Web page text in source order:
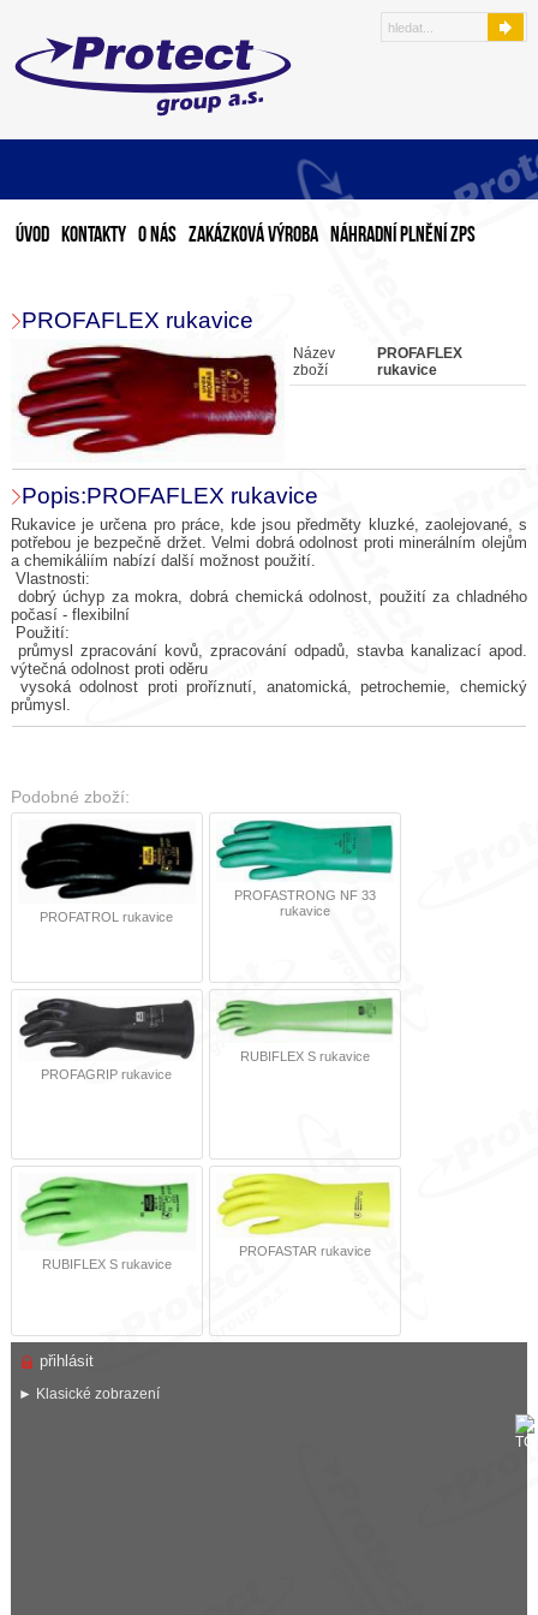
PROFAFLEX rukavice
Název
zboží
PROFAFLEX
rukavice
Popis:PROFAFLEX rukavice
Rukavice je určena pro práce, kde jsou předměty kluzké, zaolejované, s
potřebou je bezpečně držet. Velmi dobrá odolnost proti minerálním olejům
a chemikáliím nabízí další možnost použití.
Vlastnosti:
dobrý úchyp za mokra, dobrá chemická odolnost, použití za chladného
počasí - flexibilní
Použití:
průmysl zpracování kovů, zpracování odpadů, stavba kanalizací apod.
výtečná odolnost proti oděru
vysoká odolnost proti proříznutí, anatomická, petrochemie, chemický
průmysl.
Podobné zboží:
PROFATROL rukavice
PROFASTRONG NF 33
rukavice
PROFAGRIP rukavice
RUBIFLEX S rukavice
RUBIFLEX S rukavice
PROFASTAR rukavice
Úvod Kontakty O nás Zakázková výroba Náhradní plnění ZPS